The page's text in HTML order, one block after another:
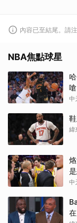
內容已至結尾。請
NBA焦點球星
中
緯
中